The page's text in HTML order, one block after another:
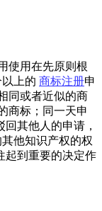
使用在先原则根
上的 商标注册申
同或者近似的商
商标；同一天申
其他人的申请，
他知识产权的权
起到重要的决定作